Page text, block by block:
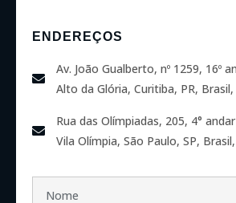
ENDEREÇOS
Av. João Gualberto, nº 1259, 16º
Alto da Glória, Curitiba, PR, Brasil,
Rua das Olímpiadas, 205, 4° andar
Vila Olímpia, São Paulo, SP,